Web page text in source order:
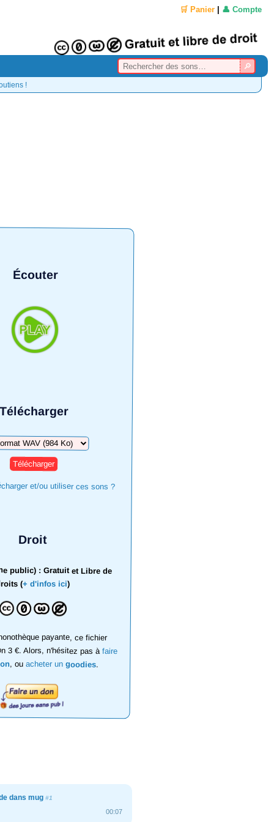
🛒 Panier 👤 Compte
!
Écouter
Télécharger
et/ou utiliser ces sons ?
Droit
public) : Gratuit et Libre de
(+ d'infos ici)
payante, ce fichier
3 €. Alors, n'hésitez pas àfaire
, ouacheter ungoodies.
dans mug#1
00:07